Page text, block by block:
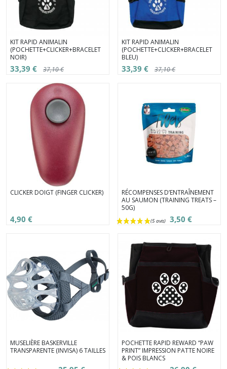
(3 avis)
KIT RAPID ANIMALIN
(POCHETTE+CLICKER+BRACELET
NOIR)
33,39 € 37,10 €
KIT RAPID ANIMALIN
(POCHETTE+CLICKER+BRACELET
BLEU)
33,39 € 37,10 €
CLICKER DOIGT (FINGER CLICKER)
4,90 €
RÉCOMPENSES D’ENTRAÎNEMENT
AU SAUMON (TRAINING TREATS –
50G)
3,50 €
MUSELIÈRE BASKERVILLE
TRANSPARENTE (INVISA) 6 TAILLES
POCHETTE RAPID REWARD “PAW
PRINT” IMPRESSION PATTE NOIRE
& POIS BLANCS